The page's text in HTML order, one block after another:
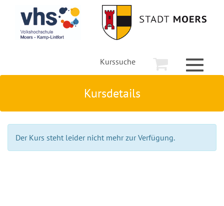
Kurssuche
Toggle
Kursdetails
Der Kurs steht leider nicht mehr zur Verfügung.